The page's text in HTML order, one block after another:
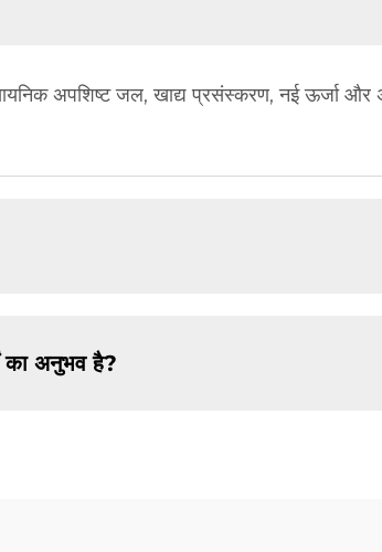
अपशिष्ट जल, खाद्य प्रसंस्करण, नई ऊर्जा और
का अनुभव है?